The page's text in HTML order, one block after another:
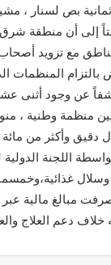
بص لسنار ،
إلى أن منطقة
مع تزويد أصحاب
المنظمات
عن وجود أثنى
منظمة وطنية ،
دقيق وأكثر من
اللجنة الدولية
صرفت مبالغ مالية
خلاف دعم العلاج